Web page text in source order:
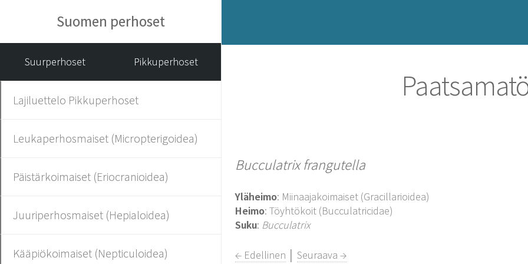
Suomen perhoset
Suurperhoset Pikkuperhoset
Lajiluettelo Pikkuperhoset
Leukaperhosmaiset (Micropterigoidea)
Päistärkoimaiset (Eriocranioidea)
Juuriperhosmaiset (Hepialoidea)
Kääpiökoimaiset (Nepticuloidea)
Bucculatrix frangutella
Yläheimo: Miinaajakoimaiset (Gracillarioidea)
Heimo: Töyhtökoit (Bucculatricidae)
Suku: Bucculatrix
← Edellinen │Seuraava →